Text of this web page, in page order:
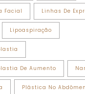
Facial Linhas De
Lipoaspiração
De Aumento
Plástica No Abdômen